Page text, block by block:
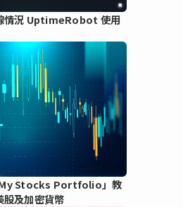
情況 UptimeRobot 使用
My Stocks Portfolio」教
及加密貨幣